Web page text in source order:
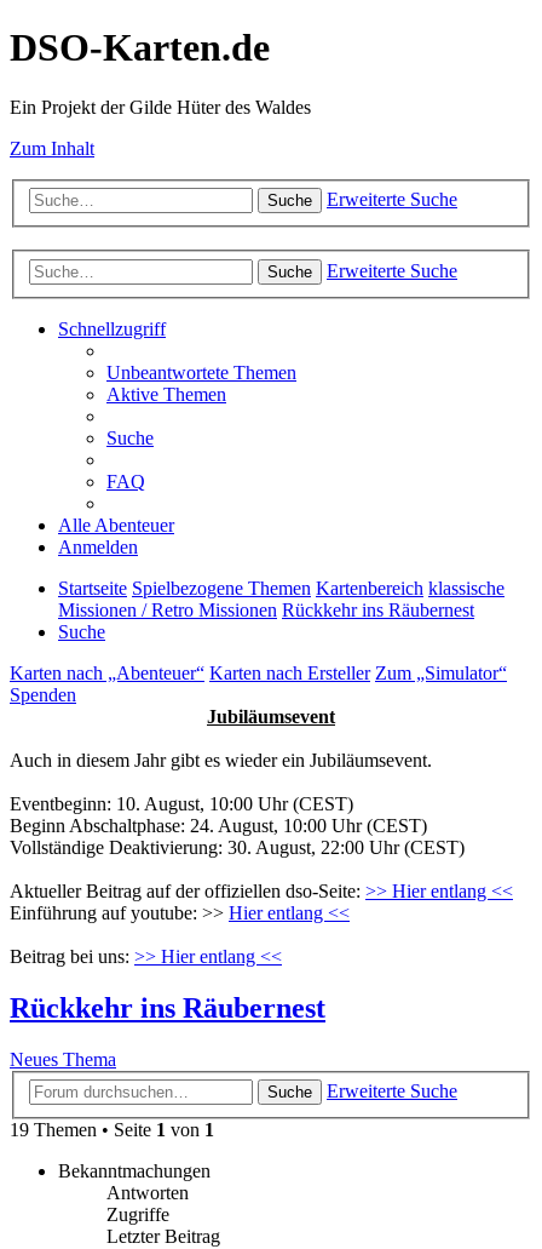
DSO-Karten.de
Ein Projekt der Gilde Hüter des Waldes
Zum Inhalt
Suche Erweiterte Suche
Suche Erweiterte Suche
Schnellzugriff
Unbeantwortete Themen
Aktive Themen
Suche
FAQ
Alle Abenteuer
Anmelden
Startseite Spielbezogene Themen Kartenbereich klassische
Missionen / Retro Missionen Rückkehr ins Räubernest
Suche
Karten nach „Abenteuer“ Karten nach Ersteller Zum „Simulator“
Spenden
Jubiläumsevent
Auch in diesem Jahr gibt es wieder ein Jubiläumsevent.
Eventbeginn: 10. August, 10:00 Uhr (CEST)
Beginn Abschaltphase: 24. August, 10:00 Uhr (CEST)
Vollständige Deaktivierung: 30. August, 22:00 Uhr (CEST)
Aktueller Beitrag auf der offiziellen dso-Seite: >> Hier entlang <<
Einführung auf youtube: >> Hier entlang <<
Beitrag bei uns: >> Hier entlang <<
Rückkehr ins Räubernest
Neues Thema
Suche
Erweiterte Suche
19 Themen • Seite 1 von 1
Bekanntmachungen
Antworten
Zugriffe
Letzter Beitrag